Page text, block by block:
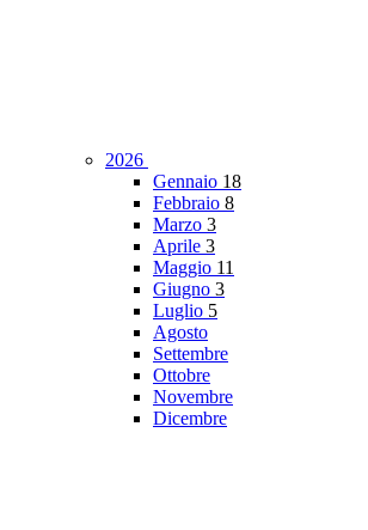
2026
Gennaio 18
Febbraio 8
Marzo 3
Aprile 3
Maggio 11
Giugno 3
Luglio 5
Agosto
Settembre
Ottobre
Novembre
Dicembre